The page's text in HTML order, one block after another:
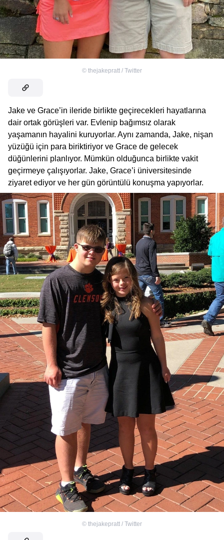
© thejakepratt / Twitter
Jake ve Grace’in ileride birlikte geçirecekleri hayatlarına
dair ortak görüşleri var. Evlenip bağımsız olarak
yaşamanın hayalini kuruyorlar. Aynı zamanda, Jake, nişan
yüzüğü için para biriktiriyor ve Grace de gelecek
düğünlerini planlıyor. Mümkün olduğunca birlikte vakit
geçirmeye çalışıyorlar. Jake, Grace’i üniversitesinde
ziyaret ediyor ve her gün görüntülü konuşma yapıyorlar.
© thejakepratt / Twitter